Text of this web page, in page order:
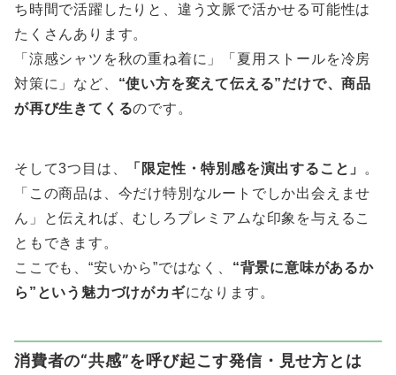
ち時間で活躍したりと、違う文脈で活かせる可能性は
たくさんあります。
「涼感シャツを秋の重ね着に」「夏用ストールを冷房
対策に」など、 “使い方を変えて伝える”だけで、商品
が再び生きてくるのです。
そして3つ目は、 「限定性・特別感を演出すること」
。
「この商品は、今だけ特別なルートでしか出会えませ
ん」と伝えれば、むしろプレミアムな印象を与えるこ
ともできます。
ここでも、“安いから”ではなく、 “背景に意味があるか
ら”という魅力づけがカギになります。
消費者の“共感”を呼び起こす発信・見せ方とは